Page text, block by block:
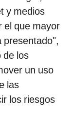
y medios
el que mayor
presentado",
de los
un uso
las
los riesgos